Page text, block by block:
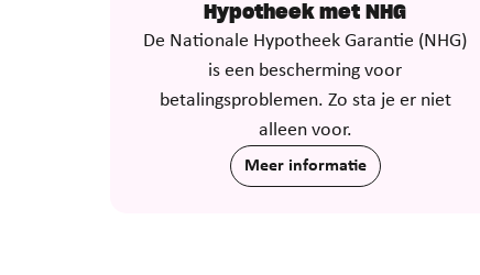
Hypotheek met NHG
De Nationale Hypotheek Garantie (NHG)
is een bescherming voor
betalingsproblemen. Zo sta je er niet
alleen voor.
Meer informatie